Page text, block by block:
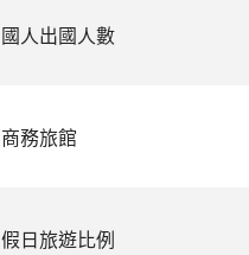
國人出國人數
商務旅館
假日旅遊比例